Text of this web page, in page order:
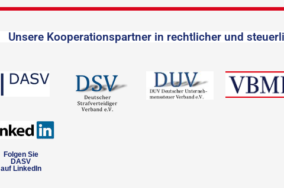
Unsere Kooperationspartner in rechtlicher und
Folgen Sie
DASV
auf LinkedIn